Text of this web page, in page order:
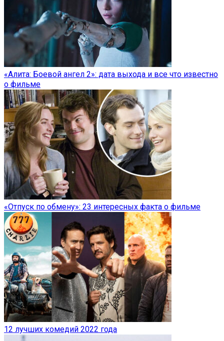
«Алита: Боевой ангел 2»: дата выхода и все что известно
о фильме
«Отпуск по обмену»: 23 интересных факта о фильме
12 лучших комедий 2022 года